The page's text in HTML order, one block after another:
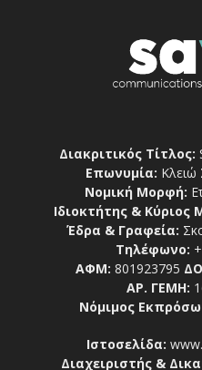
Διακριτικός Τίτλος:
Επωνυμία: Κλειώ
Νομική Μορφή:
Ιδιοκτήτης & Κύριος
Έδρα & Γραφεία:
Τηλέφωνο:
ΑΦΜ: 801923795
ΑΡ. ΓΕΜΗ:
Νόμιμος
Ιστοσελίδα:
Διαχειριστής &